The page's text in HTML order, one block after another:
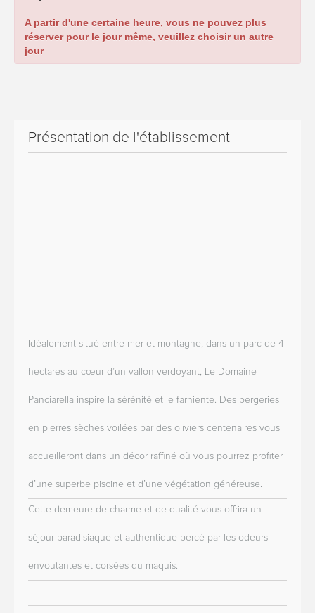
A partir d'une certaine heure, vous ne pouvez plus
réserver pour le jour même, veuillez choisir un autre
jour
Présentation de l'établissement
Idéalement situé entre mer et montagne, dans un parc de 4
hectares au cœur d’un vallon verdoyant, Le Domaine
Panciarella inspire la sérénité et le farniente. Des bergeries
en pierres sèches voilées par des oliviers centenaires vous
accueilleront dans un décor raffiné où vous pourrez profiter
d’une superbe piscine et d’une végétation généreuse.
Cette demeure de charme et de qualité vous offrira un
séjour paradisiaque et authentique bercé par les odeurs
envoutantes et corsées du maquis.